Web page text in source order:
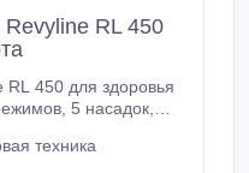
Revyline RL 450
RL 450 для здоровья
насадок,
удобно
техника